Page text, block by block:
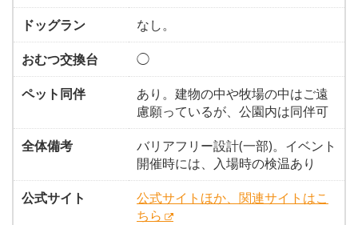
ドッグラン
なし。
おむつ交換台
◯
ペット同伴
あり。建物の中や牧場の中はご遠
慮願っているが、公園内は同伴可
全体備考
バリアフリー設計(一部)。イベント
開催時には、入場時の検温あり
公式サイト
公式サイトほか、関連サイトはこ
ちら